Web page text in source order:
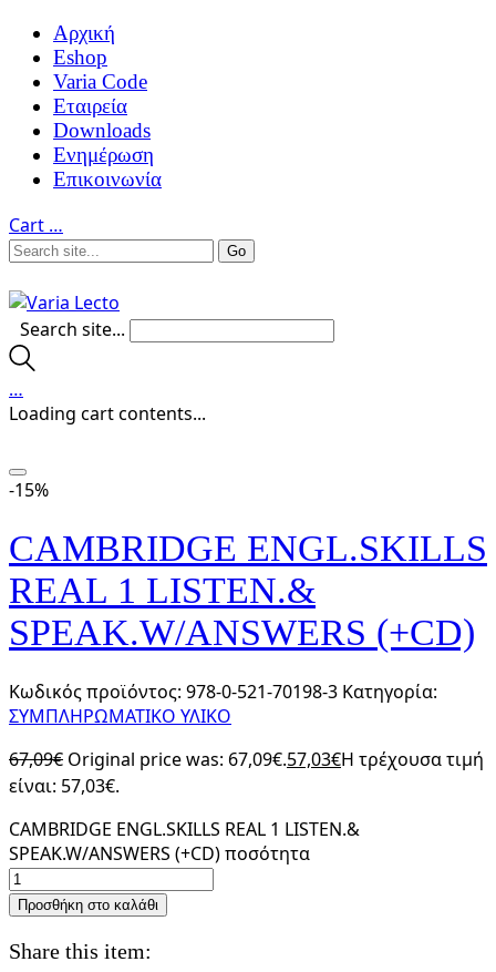
Αρχική
Eshop
Varia Code
Εταιρεία
Downloads
Ενημέρωση
Επικοινωνία
Cart …
Search site...
…
Loading cart contents...
-15%
CAMBRIDGE ENGL.SKILLS
REAL 1 LISTEN.&
SPEAK.W/ANSWERS (+CD)
Κωδικός προϊόντος: 978-0-521-70198-3 Κατηγορία:
ΣΥΜΠΛΗΡΩΜΑΤΙΚΟ ΥΛΙΚΟ
67,09€ Original price was: 67,09€.57,03€Η τρέχουσα τιμή
είναι: 57,03€.
CAMBRIDGE ENGL.SKILLS REAL 1 LISTEN.&
SPEAK.W/ANSWERS (+CD) ποσότητα
Προσθήκη στο καλάθι
Share this item: